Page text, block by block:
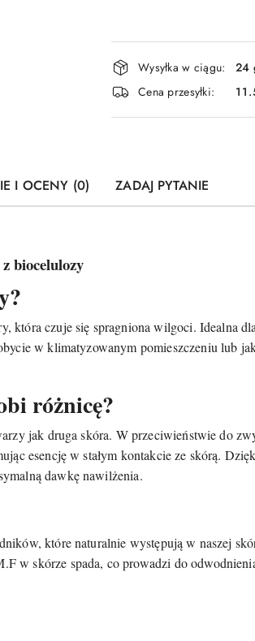
Dostępność
i
dostawa
Wysyłka w ciągu:
24
Cena przesyłki:
I OCENY (0) ZADAJ PYTANIE
biocelulozy
która czuje się spragniona wilgoci. Idealna
w klimatyzowanym pomieszczeniu lub
różnicę?
jak druga skóra. W przeciwieństwie do
esencję w stałym kontakcie ze skórą.
dawkę nawilżenia.
które naturalnie występują w naszej
w skórze spada, co prowadzi do